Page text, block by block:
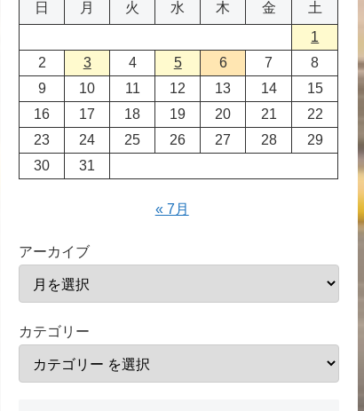
日
月 火 水 木 金
土
1
2
3 4 5 6 7
8
9
10 11 12 13 14
15
16
17 18 19 20 21
22
23
24 25 26 27 28
29
30
31
« 7月
アーカイブ
カテゴリー